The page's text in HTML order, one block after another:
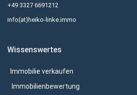
+49 3327 6691212
info(at)heiko-linke.immo
Wissenswertes
Immobilie verkaufen
Immobilienbewertung